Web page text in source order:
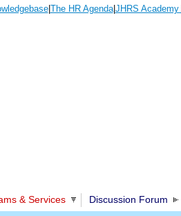
| The HR Agenda|JHRS Academy
& Services Discussion Forum